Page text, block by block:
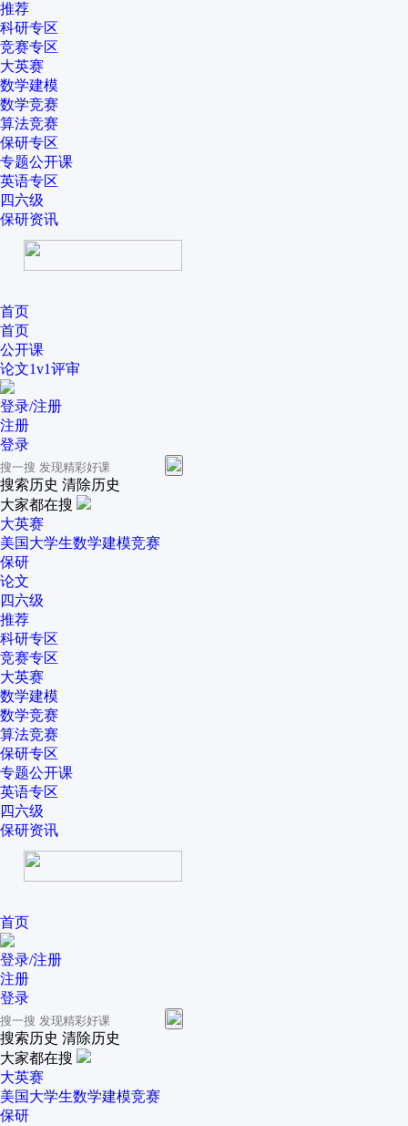
推荐
科研专区
竞赛专区
大英赛
数学建模
数学竞赛
算法竞赛
保研专区
专题公开课
英语专区
四六级
保研资讯
首页
首页
公开课
论文1v1评审
登录/注册
注册
登录
搜索历史 清除历史
大家都在搜
大英赛
美国大学生数学建模竞赛
保研
论文
四六级
推荐
科研专区
竞赛专区
大英赛
数学建模
数学竞赛
算法竞赛
保研专区
专题公开课
英语专区
四六级
保研资讯
首页
登录/注册
注册
登录
搜索历史 清除历史
大家都在搜
大英赛
美国大学生数学建模竞赛
保研